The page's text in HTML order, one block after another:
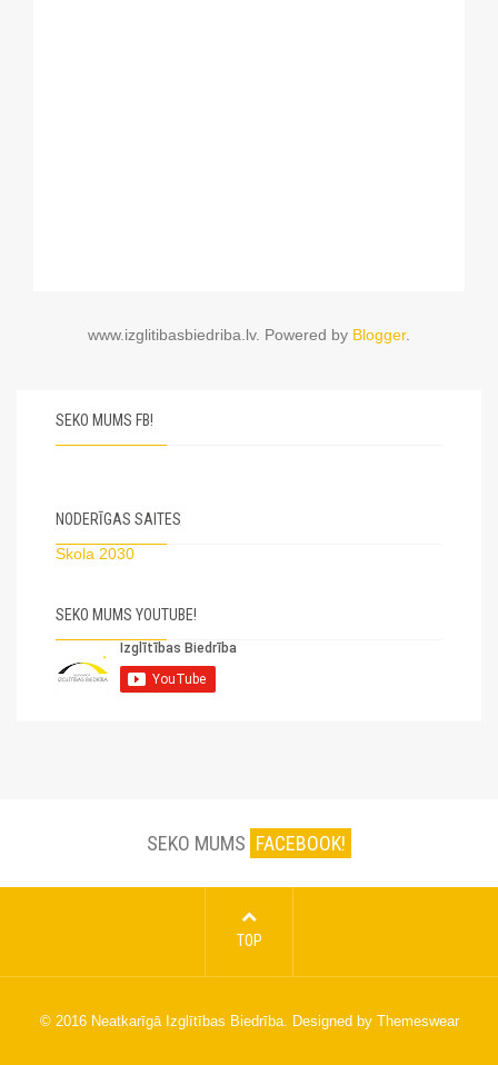
www.izglitibasbiedriba.lv. Powered by Blogger.
SEKO MUMS FB!
NODERĪGAS SAITES
Skola 2030
SEKO MUMS YOUTUBE!
SEKO MUMS FACEBOOK!
TOP
© 2016 Neatkarīgā Izglītības Biedrība. Designed by Themeswear